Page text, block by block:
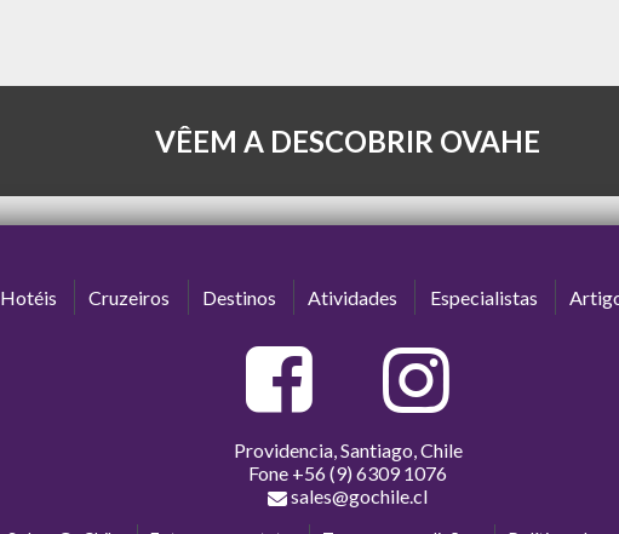
VÊEM A DESCOBRIR OVAHE
Hotéis Cruzeiros Destinos Atividades Especialistas
Providencia, Santiago, Chile
Fone +56 (9) 6309 1076
sales@gochile.cl